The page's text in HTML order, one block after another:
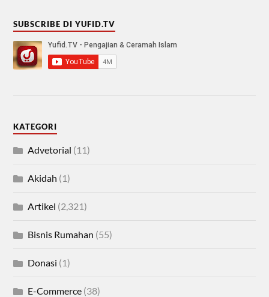
SUBSCRIBE DI YUFID.TV
KATEGORI
Advetorial (11)
Akidah (1)
Artikel (2,321)
Bisnis Rumahan (55)
Donasi (1)
E-Commerce (38)